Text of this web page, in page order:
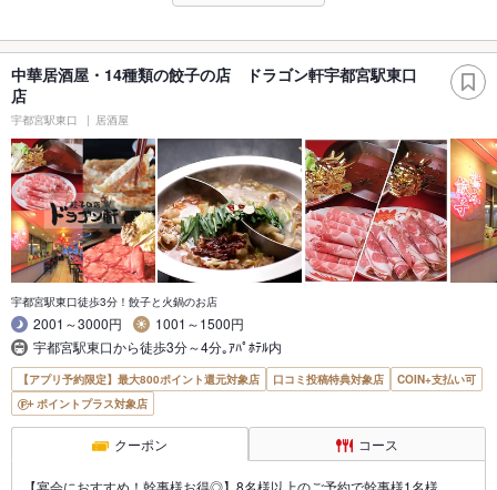
中華居酒屋・14種類の餃子の店 ドラゴン軒宇都宮駅東口
店
宇都宮駅東口 居酒屋
宇都宮駅東口徒歩3分！餃子と火鍋のお店
2001～3000円
1001～1500円
宇都宮駅東口から徒歩3分～4分｡ｱﾊﾟﾎﾃﾙ内
【アプリ予約限定】最大800ポイント還元対象店 口コミ投稿特典対象店
COIN+支払い可
ポイントプラス対象店
クーポン コース